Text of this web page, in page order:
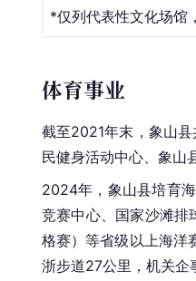
*仅列代表性文化场馆
体育事业
截至2021年末，象山
民健身活动中心、象山
2024年，象山县培育
竞赛中心、国家沙滩排
格赛）等省级以上海洋
浙步道27公里，机关企